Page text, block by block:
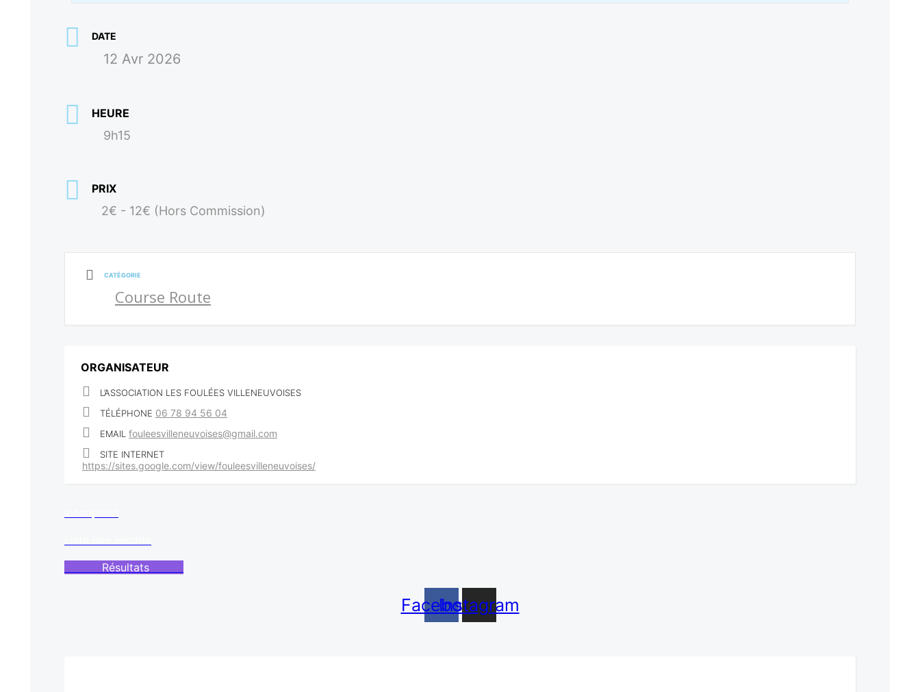
DATE
12 Avr 2026
HEURE
9h15
PRIX
2€ - 12€ (Hors Commission)
CATÉGORIE
Course Route
ORGANISATEUR
L’ASSOCIATION LES FOULÉES VILLENEUVOISES
TÉLÉPHONE 06 78 94 56 04
EMAIL fouleesvilleneuvoises@gmail.com
SITE INTERNET
https://sites.google.com/view/fouleesvilleneuvoises/
Résultats
Facebook
Instagram